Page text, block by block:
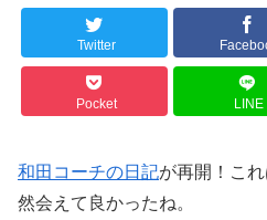
Twitter
Pocket LINE
和田コーチの日記が再開！こ
然会えて良かったね。